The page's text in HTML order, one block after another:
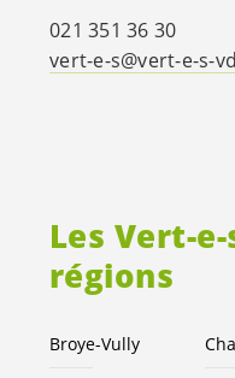
Les Vert-e-
régions
Broye-Vully
021 351 36 30
vert-e-s@vert-e-s-